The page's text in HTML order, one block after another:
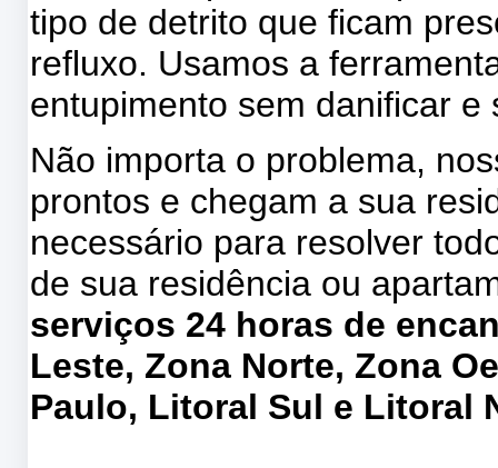
tipo de detrito que ficam
refluxo. Usamos a
entupimento sem danificar
Não importa o problema,
prontos e chegam a sua
necessário para resolver
de sua residência ou
serviços 24 horas de
Leste, Zona Norte, Zona
Paulo, Litoral Sul e Litoral